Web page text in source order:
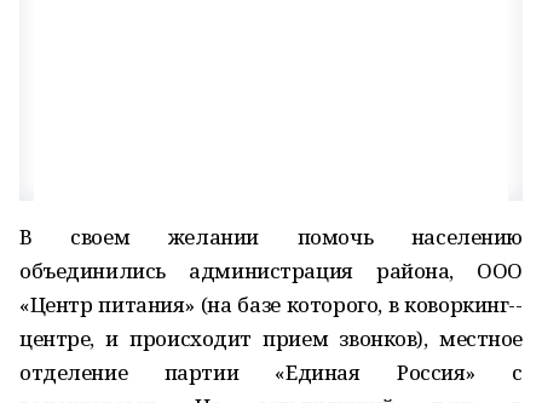
В своем желании помочь населению
объединились администрация района, ООО
«Центр питания» (на базе которого, в коворкинг-­
центре, и происходит прием звонков), местное
отделение партии «Единая Россия» с